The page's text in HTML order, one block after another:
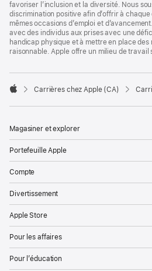
favoriser l’inclusion et la diversité. Nous
discrimination positive afin d’offrir à
mêmes occasions d’emploi et
avec des individus aux prises avec une
handicap physique et à mettre en place des
raisonnable. Apple offre un milieu de travail

Carrières chez Apple (CA)
Magasiner et explorer
Portefeuille Apple
Compte
Divertissement
Apple Store
Pour les affaires
Pour l’éducation